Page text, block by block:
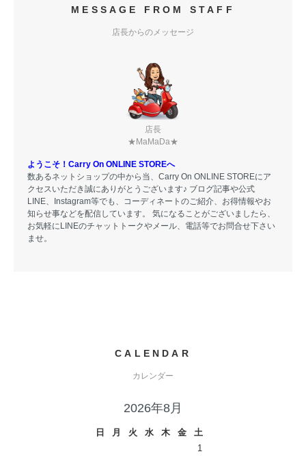
MESSAGE FROM STAFF
店長からのメッセージ
店長
★MaMaDa★
ようこそ！Carry On ONLINE STOREへ
数あるネットショップの中から当、Carry On ONLINE STOREにア
クセスいただき誠にありがとうございます♪ ブログ記事や公式
LINE、Instagram等でも、コーディネートのご紹介、お得情報やお
知らせ事などを配信しています。 気になることがございましたら、
お気軽にLINEのチャットトークやメール、電話等でお問合せ下さい
ませ。
CALENDAR
カレンダー
2026年8月
日 月 火 水 木 金
土
1